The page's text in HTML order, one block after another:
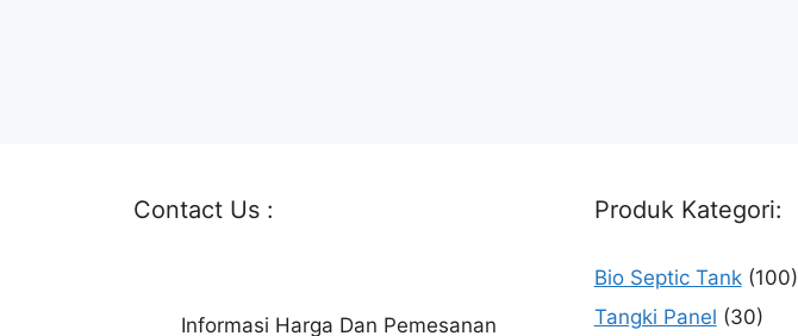
Contact Us :
Informasi Harga Dan Pemesanan
Produk Kategori:
Bio Septic Tank(100)
Tangki Panel (30)